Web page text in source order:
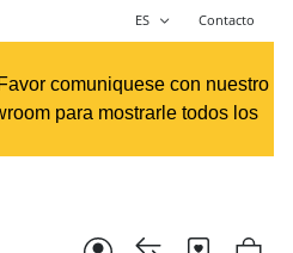
ES Contacto
comuniquese con nuestro
para mostrarle todos los